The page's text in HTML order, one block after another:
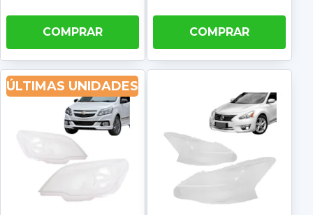
COMPRAR COMPRAR
ÚLTIMAS UNIDADES